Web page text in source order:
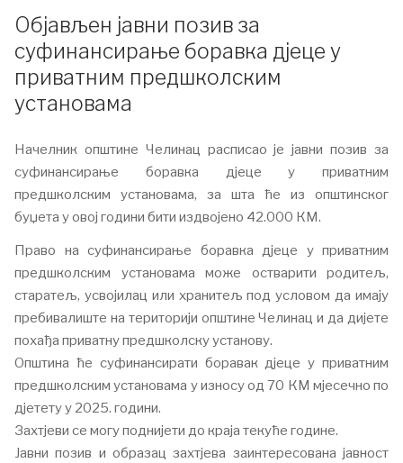
Објављен јавни позив за
суфинансирање боравка дјеце у
приватним предшколским
установама
Начелник општине Челинац расписао је јавни позив за
суфинансирање боравка дјеце у приватним
предшколским установама, за шта ће из општинског
буџета у овој години бити издвојено 42.000 КМ.
Право на суфинансирање боравка дјеце у приватним
предшколским установама може остварити родитељ,
старатељ, усвојилац или хранитељ под условом да имају
пребивалиште на територији општине Челинац и да дијете
похађа приватну предшколску установу.
Општина ће суфинансирати боравак дјеце у приватним
предшколским установама у износу од 70 КМ мјесечно по
дјетету у 2025. години.
Захтјеви се могу поднијети до краја текуће године.
Јавни позив и образац захтјева заинтересована јавност